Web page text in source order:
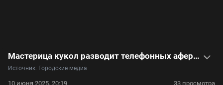
Мастерица кукол разводит телефонных аферистов, притворяясь бабушкой — видео
Источник: Городские медиа
10 июня 2025, 20:19 33 просмотра